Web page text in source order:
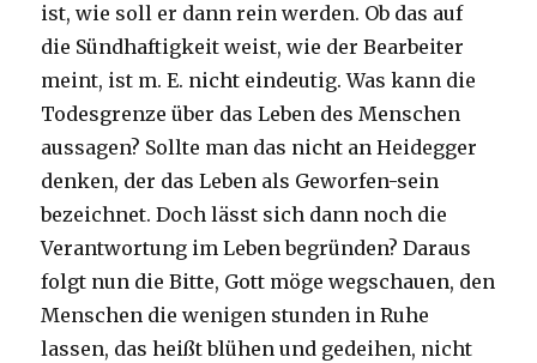
ist, wie soll er dann rein werden. Ob das auf
die Sündhaftigkeit weist, wie der Bearbeiter
meint, ist m. E. nicht eindeutig. Was kann die
Todesgrenze über das Leben des Menschen
aussagen? Sollte man das nicht an Heidegger
denken, der das Leben als Geworfen-sein
bezeichnet. Doch lässt sich dann noch die
Verantwortung im Leben begründen? Daraus
folgt nun die Bitte, Gott möge wegschauen, den
Menschen die wenigen stunden in Ruhe
lassen, das heißt blühen und gedeihen, nicht